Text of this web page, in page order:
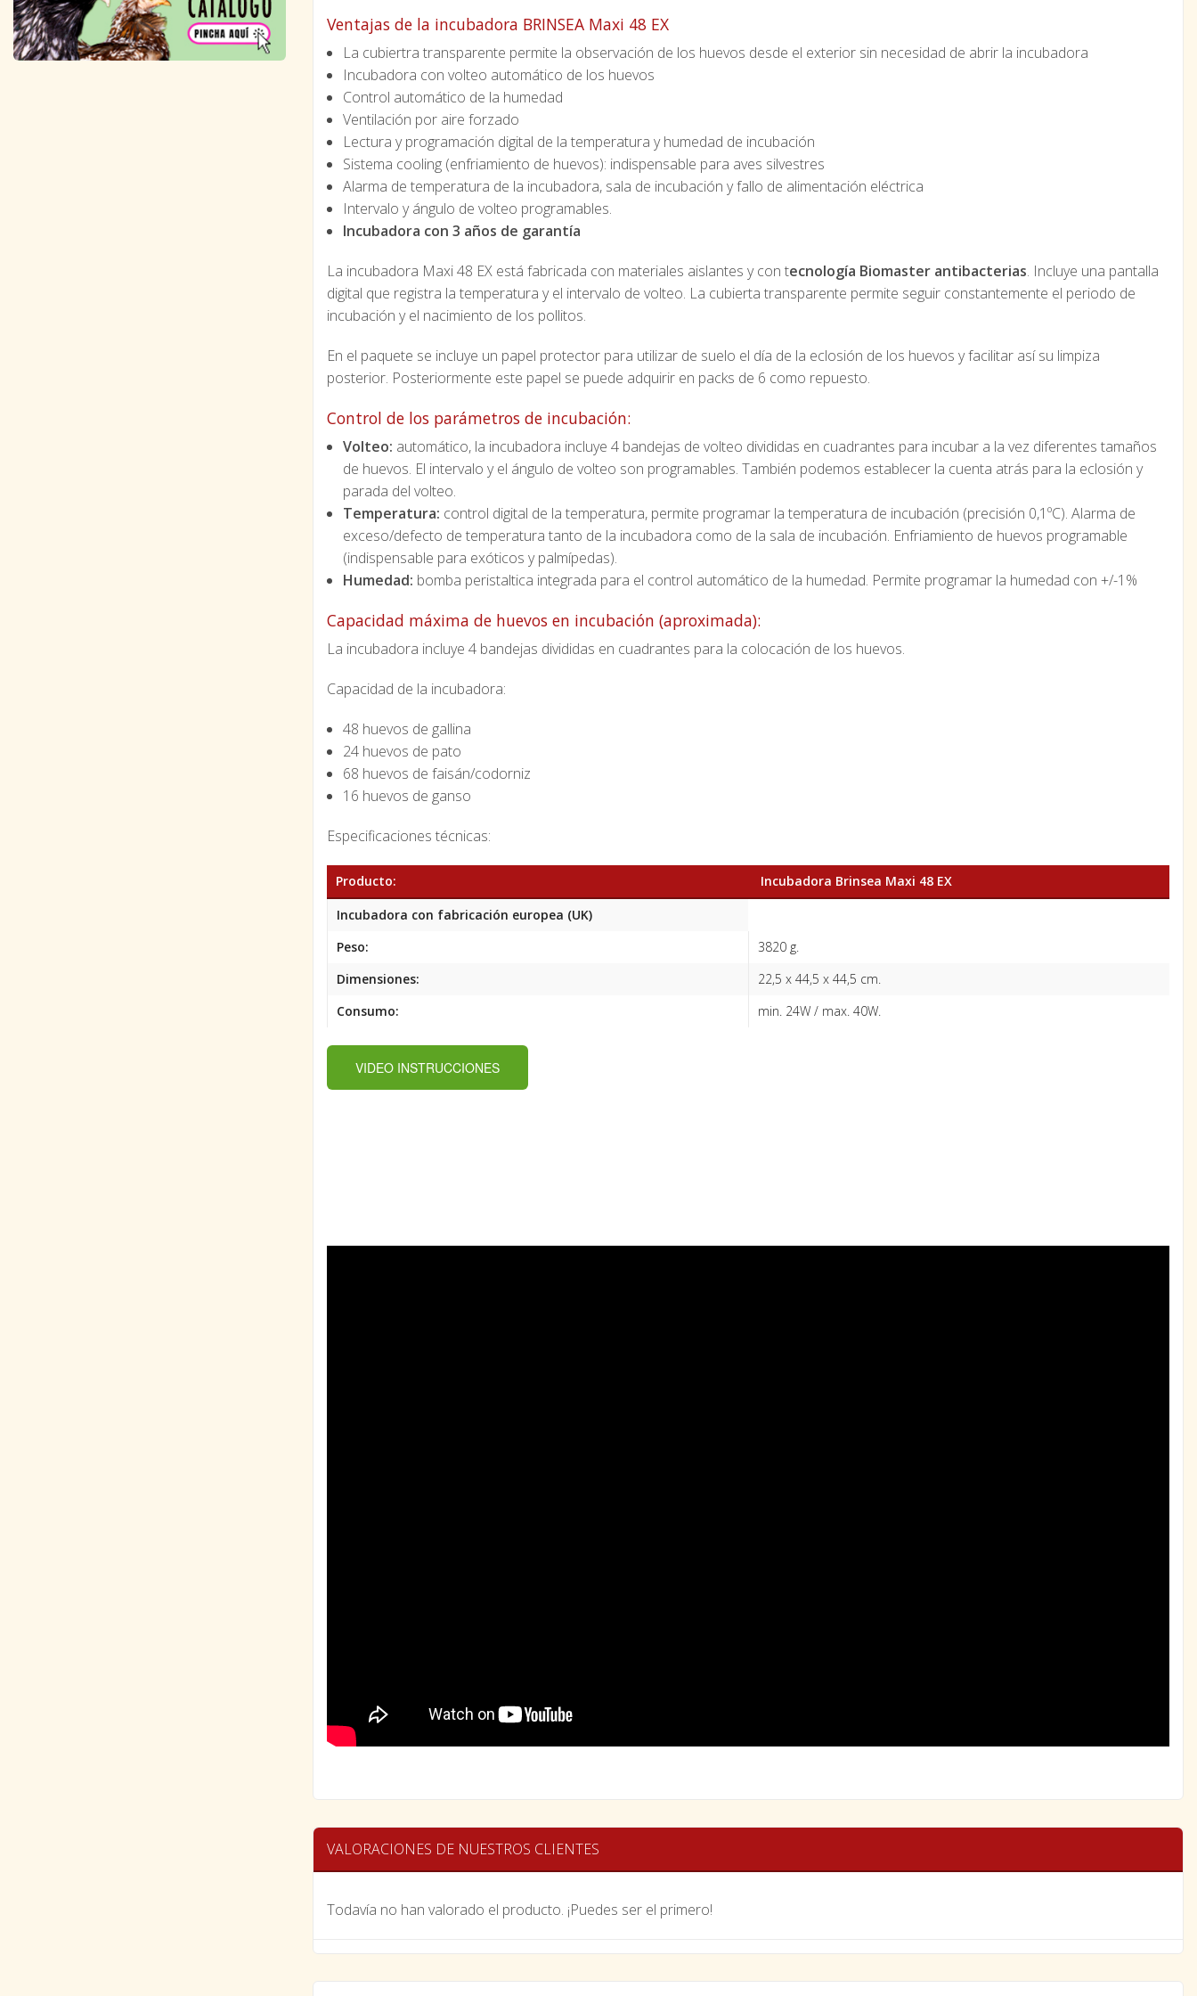
Ventajas de la incubadora BRINSEA Maxi 48 EX
La cubiertra transparente permite la observación de los huevos desde el exterior sin necesidad de abrir la incubadora
Incubadora con volteo automático de los huevos
Control automático de la humedad
Ventilación por aire forzado
Lectura y programación digital de la temperatura y humedad de incubación
Sistema cooling (enfriamiento de huevos): indispensable para aves silvestres
Alarma de temperatura de la incubadora, sala de incubación y fallo de alimentación eléctrica
Intervalo y ángulo de volteo programables.
Incubadora con 3 años de garantía
La incubadora Maxi 48 EX está fabricada con materiales aislantes y con tecnología Biomaster antibacterias. Incluye una pantalla
digital que registra la temperatura y el intervalo de volteo. La cubierta transparente permite seguir constantemente el periodo de
incubación y el nacimiento de los pollitos.
En el paquete se incluye un papel protector para utilizar de suelo el día de la eclosión de los huevos y facilitar así su limpiza
posterior. Posteriormente este papel se puede adquirir en packs de 6 como repuesto.
Control de los parámetros de incubación:
Volteo: automático, la incubadora incluye 4 bandejas de volteo divididas en cuadrantes para incubar a la vez diferentes tamaños
de huevos. El intervalo y el ángulo de volteo son programables. También podemos establecer la cuenta atrás para la eclosión y
parada del volteo.
Temperatura: control digital de la temperatura, permite programar la temperatura de incubación (precisión 0,1ºC). Alarma de
exceso/defecto de temperatura tanto de la incubadora como de la sala de incubación. Enfriamiento de huevos programable
(indispensable para exóticos y palmípedas).
Humedad: bomba peristaltica integrada para el control automático de la humedad. Permite programar la humedad con +/-1%
Capacidad máxima de huevos en incubación (aproximada):
La incubadora incluye 4 bandejas divididas en cuadrantes para la colocación de los huevos.
Capacidad de la incubadora:
48 huevos de gallina
24 huevos de pato
68 huevos de faisán/codorniz
16 huevos de ganso
Especificaciones técnicas:
Producto:
Incubadora Brinsea Maxi 48 EX
Incubadora con fabricación europea (UK)
Peso:
3820 g.
Dimensiones:
22,5 x 44,5 x 44,5 cm.
Consumo:
min. 24W / max. 40W.
VIDEO INSTRUCCIONES
VALORACIONES DE NUESTROS CLIENTES
Todavía no han valorado el producto. ¡Puedes ser el primero!